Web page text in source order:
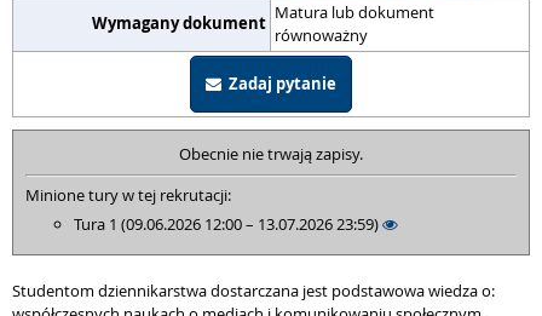
Wymagany dokument Matura lub dokument
równoważny
Zadaj pytanie
Obecnie nie trwają zapisy.
Minione tury w tej rekrutacji:
Tura 1 (09.06.2026 12:00 – 13.07.2026 23:59)
Studentom dziennikarstwa dostarczana jest podstawowa wiedza o: